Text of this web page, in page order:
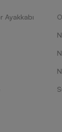
Ayakkabı